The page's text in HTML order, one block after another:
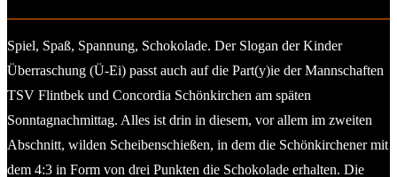
Spiel, Spaß, Spannung, Schokolade. Der Slogan der Kinder
Überraschung (Ü-Ei) passt auch auf die Part(y)ie der Mannschaften
TSV Flintbek und Concordia Schönkirchen am späten
Sonntagnachmittag. Alles ist drin in diesem, vor allem im zweiten
Abschnitt, wilden Scheibenschießen, in dem die Schönkirchener mit
dem 4:3 in Form von drei Punkten die Schokolade erhalten. Die